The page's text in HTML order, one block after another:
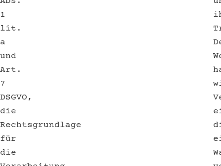
1
lit.
a
und
Art.
7
DSGVO,
die
Rechtsgrundlage
für
die